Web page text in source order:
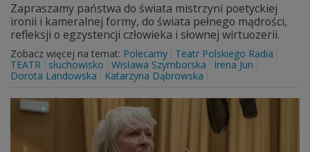
Zapraszamy państwa do świata mistrzyni poetyckiej
ironii i kameralnej formy, do świata pełnego mądrości,
refleksji o egzystencji człowieka i słownej wirtuozerii.
Zobacz więcej na temat: Polecamy
Teatr Polskiego Radia
TEATR
słuchowisko Wisława Szymborska
Irena Jun
Dorota Landowska
Katarzyna Dąbrowska